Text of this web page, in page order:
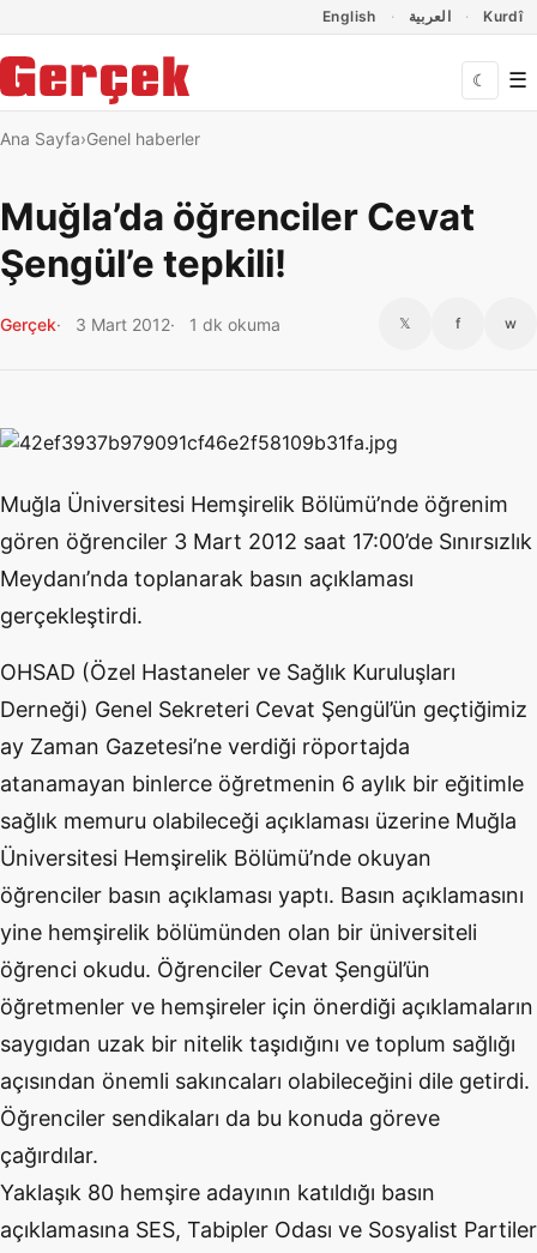
English العربية Kurdî
☾ ☰
Ana Sayfa Genel haberler
Muğla’da öğrenciler Cevat
Şengül’e tepkili!
Gerçek 3 Mart 2012 1 dk okuma 𝕏 f w
Muğla Üniversitesi Hemşirelik Bölümü’nde öğrenim
gören öğrenciler 3 Mart 2012 saat 17:00’de Sınırsızlık
Meydanı’nda toplanarak basın açıklaması
gerçekleştirdi.
OHSAD (Özel Hastaneler ve Sağlık Kuruluşları
Derneği) Genel Sekreteri Cevat Şengül’ün geçtiğimiz
ay Zaman Gazetesi’ne verdiği röportajda
atanamayan binlerce öğretmenin 6 aylık bir eğitimle
sağlık memuru olabileceği açıklaması üzerine Muğla
Üniversitesi Hemşirelik Bölümü’nde okuyan
öğrenciler basın açıklaması yaptı. Basın açıklamasını
yine hemşirelik bölümünden olan bir üniversiteli
öğrenci okudu. Öğrenciler Cevat Şengül’ün
öğretmenler ve hemşireler için önerdiği açıklamaların
saygıdan uzak bir nitelik taşıdığını ve toplum sağlığı
açısından önemli sakıncaları olabileceğini dile getirdi.
Öğrenciler sendikaları da bu konuda göreve
çağırdılar.
Yaklaşık 80 hemşire adayının katıldığı basın
açıklamasına SES, Tabipler Odası ve Sosyalist Partiler